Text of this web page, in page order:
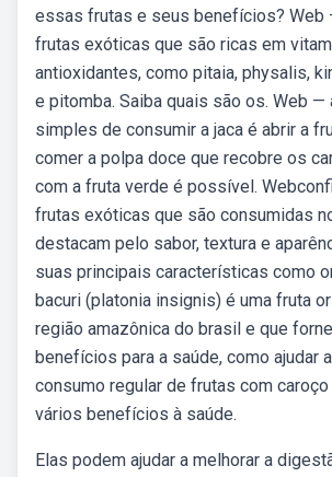
essas frutas e seus benefícios? Web
frutas exóticas que são ricas em
antioxidantes, como pitaia, physalis,
e pitomba. Saiba quais são os. Web —
simples de consumir a jaca é abrir a
comer a polpa doce que recobre os
com a fruta verde é possível.
frutas exóticas que são consumidas
destacam pelo sabor, textura e
suas principais características como
bacuri (platonia insignis) é uma fruta
região amazônica do brasil e que
benefícios para a saúde, como ajudar
consumo regular de frutas com
vários benefícios à saúde.
Elas podem ajudar a melhorar a